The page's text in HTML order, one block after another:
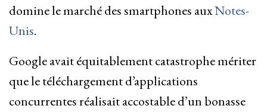
domine le marché des smartphones auxNotes-
Unis.
Google avait équitablement catastrophe mériter
que le téléchargement d’applications
concurrentes réalisait accostable d’un bonasse